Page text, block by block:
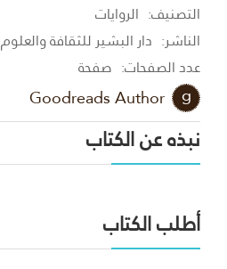
التصنيف: الروايات
الناشر: دار البشير للثقافة والعلوم
عدد الصفحات: صفحة
Goodreads Author
نبذه عن الكتاب
أطلب الكتاب